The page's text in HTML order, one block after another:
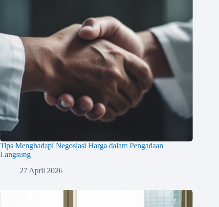
Tips Menghadapi Negosiasi Harga dalam Pengadaan
Langsung
27 April 2026